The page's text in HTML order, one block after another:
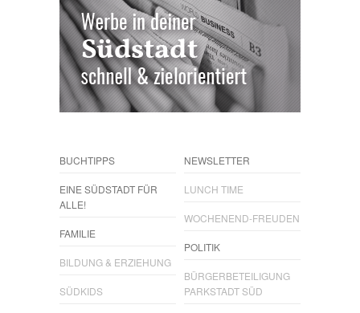
BUCHTIPPS
EINE SÜDSTADT FÜR
ALLE!
FAMILIE
BILDUNG & ERZIEHUNG
SÜDKIDS
NEWSLETTER
LUNCH TIME
WOCHENEND-FREUDEN
POLITIK
BÜRGERBETEILIGUNG
PARKSTADT SÜD